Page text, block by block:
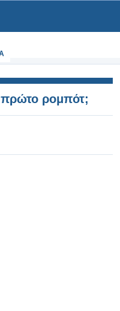
πρώτο ρομπότ;